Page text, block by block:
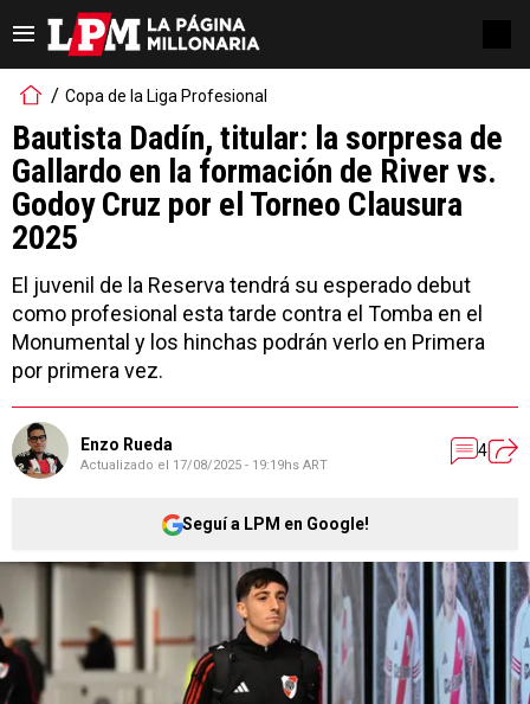
Copa de la Liga Profesional
Bautista Dadín, titular: la sorpresa de
Gallardo en la formación de River vs.
Godoy Cruz por el Torneo Clausura
2025
El juvenil de la Reserva tendrá su esperado debut
como profesional esta tarde contra el Tomba en el
Monumental y los hinchas podrán verlo en Primera
por primera vez.
Enzo Rueda
Actualizado el 17/08/2025 - 19:19hs ART
4
Seguí a LPM en Google!